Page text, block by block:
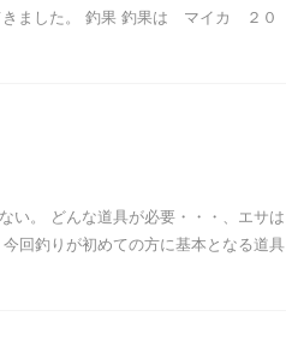
きました。 釣果 釣果は マイカ ２０
い。 どんな道具が必要・・・、エサは
回釣りが初めての方に基本となる道具